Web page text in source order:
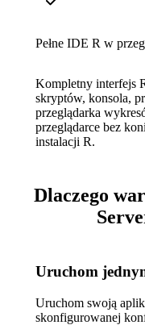
Pełne IDE R w
Kompletny interfejs
skryptów, konsola,
przeglądarka
przeglądarce bez
instalacji R.
Dlaczego
Uruchom
Uruchom swoją
skonfigurowanej